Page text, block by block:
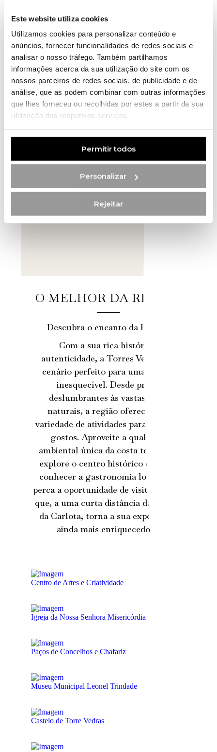
Este website utiliza cookies
Utilizamos cookies para personalizar conteúdo e
anúncios, fornecer funcionalidades de redes sociais e
analisar o nosso tráfego. Também partilhamos
informações acerca da sua utilização do site com os
nossos parceiros de redes sociais, de publicidade e de
análise, que as podem combinar com outras informações
que lhes forneceu ou recolhidas por estes a partir da sua
utilização dos respetivos serviços.
Permitir todos
Personalizar
Rejeitar
Descubra os Serviços
O MELHOR DA REGIÃO
Descubra o encanto da Região!
Com a sua rica história e
autenticidade, a Torres Vedras é o
cenário perfeito para uma estadia
inesquecível. Desde praias
deslumbrantes às vastas áreas
naturais, a região oferece uma
variedade de atividades para todos os
gostos. Aproveite a qualidade
ambiental única da costa torriense,
explore o centro histórico e fique a
conhecer a gastronomia local. Não
perca a oportunidade de visitar Lisboa
que, a uma curta distância da Quinta
da Carlota, torna a sua experiência
ainda mais enriquecedora.
Centro de Artes e Criatividade
Igreja da Nossa Senhora Misericórdia
Paços de Concelhos e Chafariz
Museu Municipal Leonel Trindade
Castelo de Torre Vedras